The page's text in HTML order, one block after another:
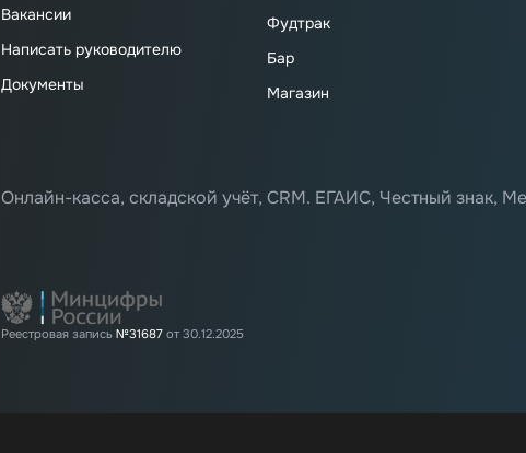
Вакансии
Написать руководителю
Документы
Фудтрак
Бар
Магазин
Онлайн-касса, складской учёт, CRM. ЕГАИС, Честный знак,
Реестровая запись №31687 от 30.12.2025